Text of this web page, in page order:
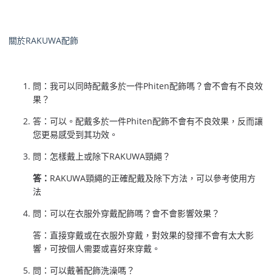
關於RAKUWA配飾
問：我可以同時配戴多於一件Phiten配飾嗎？會不會有不良效
果？
答：可以。配戴多於一件Phiten配飾不會有不良效果，反而讓
您更易感受到其功效。
問：怎樣戴上或除下RAKUWA頸繩？
答： RAKUWA頸繩的正確配戴及除下方法，可以參考使用方
法
問：可以在衣服外穿戴配飾嗎？會不會影響效果？
答：直接穿戴或在衣服外穿戴，對效果的發揮不會有太大影
響，可按個人需要或喜好來穿戴。
問：可以戴著配飾洗澡嗎？